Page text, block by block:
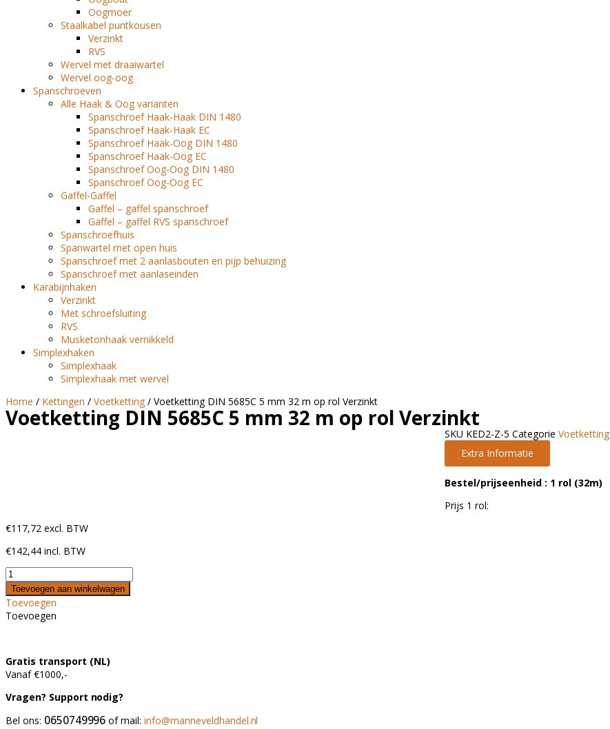
Oogmoer
Staalkabel puntkousen
Verzinkt
RVS
Wervel met draaiwartel
Wervel oog-oog
Spanschroeven
Alle Haak & Oog varianten
Spanschroef Haak-Haak DIN 1480
Spanschroef Haak-Haak EC
Spanschroef Haak-Oog DIN 1480
Spanschroef Haak-Oog EC
Spanschroef Oog-Oog DIN 1480
Spanschroef Oog-Oog EC
Gaffel-Gaffel
Gaffel – gaffel spanschroef
Gaffel – gaffel RVS spanschroef
Spanschroefhuis
Spanwartel met open huis
Spanschroef met 2 aanlasbouten en pijp behuizing
Spanschroef met aanlaseinden
Karabijnhaken
Verzinkt
Met schroefsluiting
RVS
Musketonhaak vernikkeld
Simplexhaken
Simplexhaak
Simplexhaak met wervel
Home / Kettingen / Voetketting / Voetketting DIN 5685C 5 mm 32 m op rol Verzinkt
Voetketting DIN 5685C 5 mm 32 m op rol Verzinkt
SKU KED2-Z-5Categorie Voetketting
Extra Informatie
Bestel/prijseenheid : 1 rol (32m)
Prijs 1 rol:
€117,72 excl. BTW
€142,44 incl. BTW
Toevoegen aan winkelwagen
Toevoegen
Toevoegen
Gratis transport (NL)
Vanaf €1000,-
Vragen? Support nodig?
Bel ons: 0650749996 of mail:info@manneveldhandel.nl